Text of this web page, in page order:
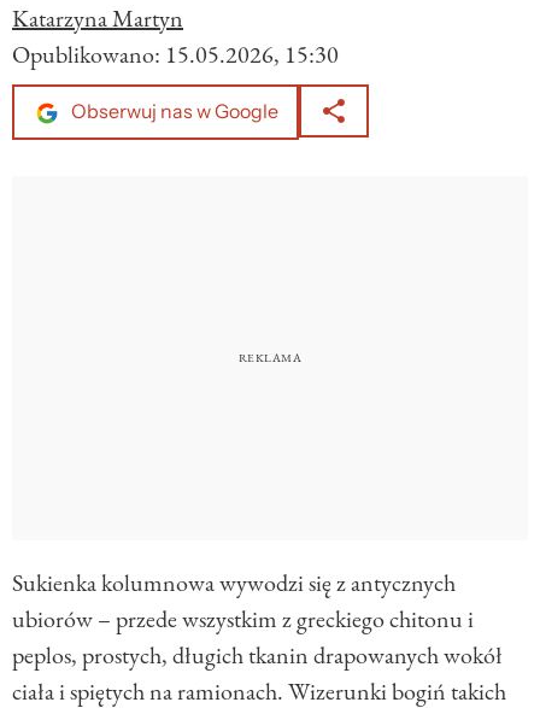
Katarzyna Martyn
Opublikowano: 15.05.2026, 15:30
Obserwuj nas w Google
Sukienka kolumnowa wywodzi się z antycznych
ubiorów – przede wszystkim z greckiego chitonu i
peplos, prostych, długich tkanin drapowanych wokół
ciała i spiętych na ramionach. Wizerunki bogiń takich